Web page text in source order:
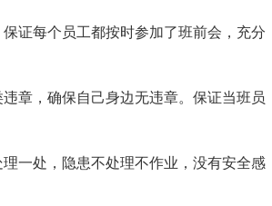
证每个员工都按时参加了班前会，充分
章，确保自己身边无违章。保证当班员
一处，隐患不处理不作业，没有安全感